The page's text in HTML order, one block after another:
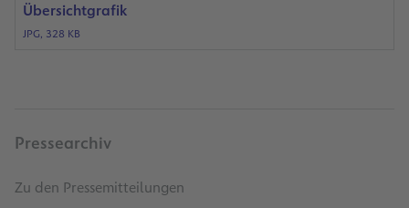
Übersichtgrafik
JPG, 328 KB
Pressearchiv
Zu den Pressemitteilungen